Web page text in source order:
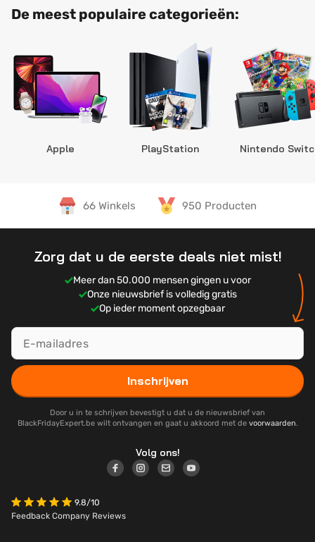
De meest populaire categorieën:
Apple PlayStation Nintendo
66 Winkels 950 Producten
Zorg dat u de eerste deals niet mist!
Meer dan 50.000 mensen gingen u voor
Onze nieuwsbrief is volledig gratis
Op ieder moment opzegbaar
Inschrijven
Door u in te schrijven bevestigt u dat u de nieuwsbrief van
BlackFridayExpert.be wilt ontvangen en gaat u akkoord met de voorwaarden.
Volg ons!
9.8/10
Feedback Company Reviews